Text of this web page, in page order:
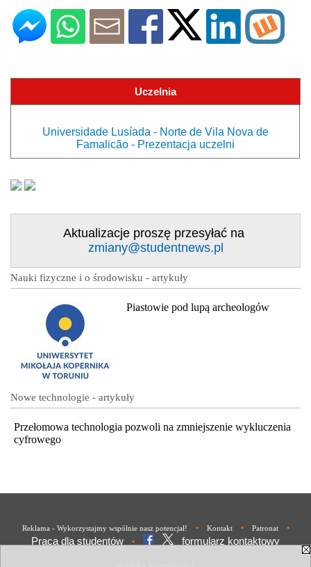
Uczelnia
Universidade Lusíada - Norte de Vila Nova de
Famalicão - Prezentacja uczelni
Aktualizacje proszę przesyłać na
zmiany@studentnews.pl
Nauki fizyczne i o środowisku - artykuły
Piastowie pod lupą archeologów
Nowe technologie - artykuły
Przełomowa technologia pozwoli na zmniejszenie wykluczenia
cyfrowego
Reklama - Wykorzystajmy wspólnie nasz potencjał! • Kontakt • Patronat •
Praca dla studentów • formularz kontaktowy